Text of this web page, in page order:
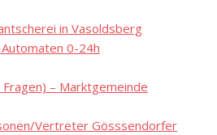
in Vasoldsberg
0-24h
Fragen) – Marktgemeinde
Vertreter Gösssendorfer